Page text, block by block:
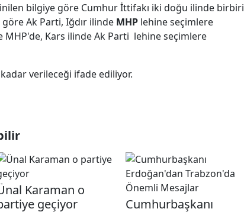
bilgiye göre Cumhur İttifakı iki doğu ilinde birbiri
Ak Parti, Iğdır ilinde MHP lehine seçimlere
MHP'de, Kars ilinde Ak Parti lehine seçimlere
verileceği ifade ediliyor.
Karaman o
geçiyor
Cumhurbaşkanı